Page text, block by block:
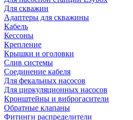
Для скважин
Адаптеры для скважины
Кабель
Кессоны
Крепление
Крышки и оголовки
Слив системы
Соединение кабеля
Для фекальных насосов
Для циркуляционных насосов
Кронштейны и виброгасители
Обратные клапаны
Фитинги распределители